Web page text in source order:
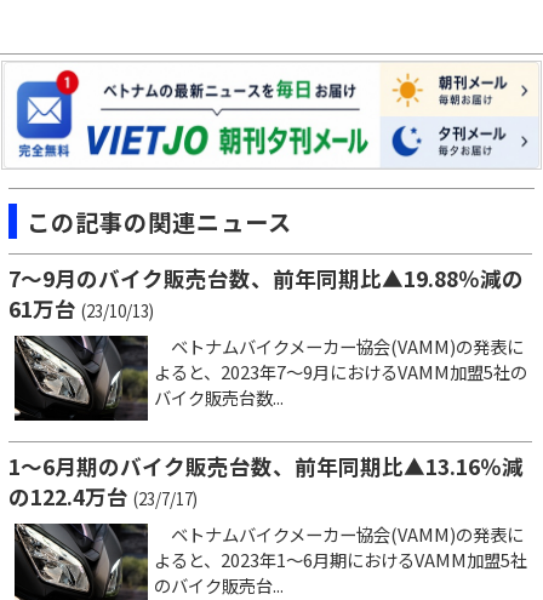
この記事の関連ニュース
7～9月のバイク販売台数、前年同期比▲19.88％減の
61万台 (23/10/13)
ベトナムバイクメーカー協会(VAMM)の発表に
よると、2023年7～9月におけるVAMM加盟5社の
バイク販売台数...
1～6月期のバイク販売台数、前年同期比▲13.16％減
の122.4万台 (23/7/17)
ベトナムバイクメーカー協会(VAMM)の発表に
よると、2023年1～6月期におけるVAMM加盟5社
のバイク販売台...